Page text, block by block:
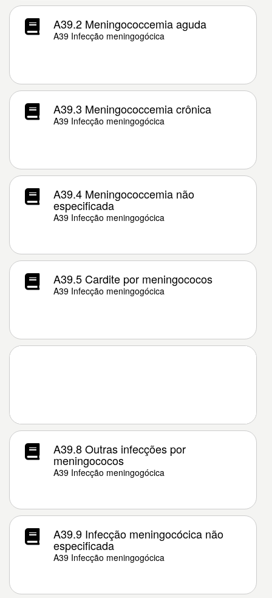
A39.2 Meningococcemia aguda
A39 Infecção meningogócica
A39.3 Meningococcemia crônica
A39 Infecção meningogócica
A39.4 Meningococcemia não
especificada
A39 Infecção meningogócica
A39.5 Cardite por meningococos
A39 Infecção meningogócica
A39.8 Outras infecções por
meningococos
A39 Infecção meningogócica
A39.9 Infecção meningocócica não
especificada
A39 Infecção meningogócica